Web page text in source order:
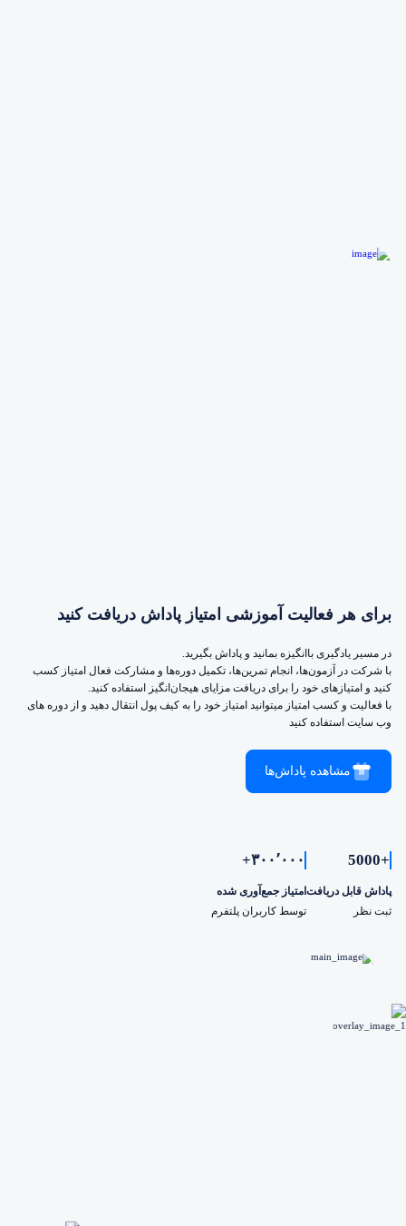
برای هر فعالیت آموزشی امتیاز پاداش دریافت کنید
در مسیر یادگیری باانگیزه بمانید و پاداش بگیرید.
با شرکت در آزمون‌ها، انجام تمرین‌ها، تکمیل دوره‌ها و مشارکت فعال امتیاز کسب
کنید و امتیازهای خود را برای دریافت مزایای هیجان‌انگیز استفاده کنید.
با فعالیت و کسب امتیاز میتوانید امتیاز خود را به کیف پول انتقال دهید و از دوره های
وب سایت استفاده کنید
مشاهده پاداش‌ها
+5000
پاداش قابل دریافت
ثبت نظر
۳۰۰٬۰۰۰+
امتیاز جمع‌آوری شده
توسط کاربران پلتفرم